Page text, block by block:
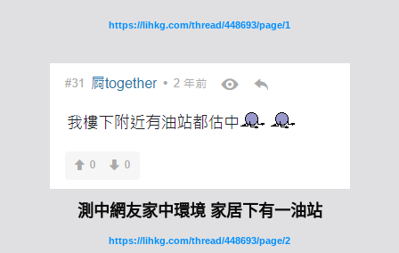
https://lihkg.com/thread/448693/page/1
測中網友家中環境 家居下有一油站
https://lihkg.com/thread/448693/page/2